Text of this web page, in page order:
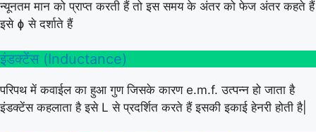
न्यूनतम मान को प्राप्त करती हैं तो इस समय के अंतर को फेज अंतर कहते हैं
इसे ɸ से दर्शाते हैं
इंडक्टेंस (Inductance)
परिपथ में कवाईल का हुआ गुण जिसके कारण e.m.f. उत्पन्न हो जाता है
इंडक्टेंस कहलाता है इसे L से प्रदर्शित करते हैं इसकी इकाई हेनरी होती है|